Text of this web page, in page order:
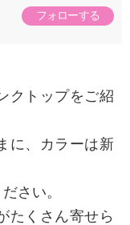
フォローする
クトップをご紹
に、カラーは新
さい。
たくさん寄せら